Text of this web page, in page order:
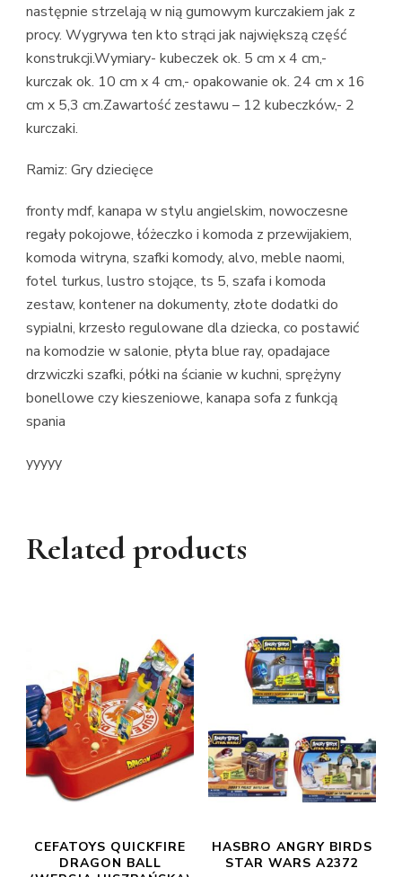
następnie strzelają w nią gumowym kurczakiem jak z
procy. Wygrywa ten kto strąci jak największą część
konstrukcji.Wymiary- kubeczek ok. 5 cm x 4 cm,-
kurczak ok. 10 cm x 4 cm,- opakowanie ok. 24 cm x 16
cm x 5,3 cm.Zawartość zestawu – 12 kubeczków,- 2
kurczaki.
Ramiz: Gry dziecięce
fronty mdf, kanapa w stylu angielskim, nowoczesne
regały pokojowe, łóżeczko i komoda z przewijakiem,
komoda witryna, szafki komody, alvo, meble naomi,
fotel turkus, lustro stojące, ts 5, szafa i komoda
zestaw, kontener na dokumenty, złote dodatki do
sypialni, krzesło regulowane dla dziecka, co postawić
na komodzie w salonie, płyta blue ray, opadajace
drzwiczki szafki, półki na ścianie w kuchni, sprężyny
bonellowe czy kieszeniowe, kanapa sofa z funkcją
spania
yyyyy
Related products
CEFATOYS QUICKFIRE
DRAGON BALL
HASBRO ANGRY BIRDS
STAR WARS A2372